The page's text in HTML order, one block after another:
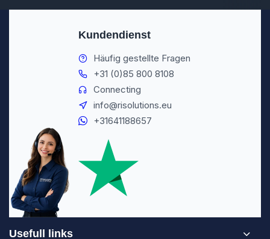
Kundendienst
Häufig gestellte Fragen
+31 (0)85 800 8108
Connecting
info@risolutions.eu
+31641188657
Usefull links